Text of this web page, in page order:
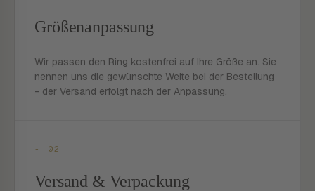
Größenanpassung
Wir passen den Ring kostenfrei auf Ihre Größe an. Sie
nennen uns die gewünschte Weite bei der Bestellung
- der Versand erfolgt nach der Anpassung.
- 02
Versand & Verpackung